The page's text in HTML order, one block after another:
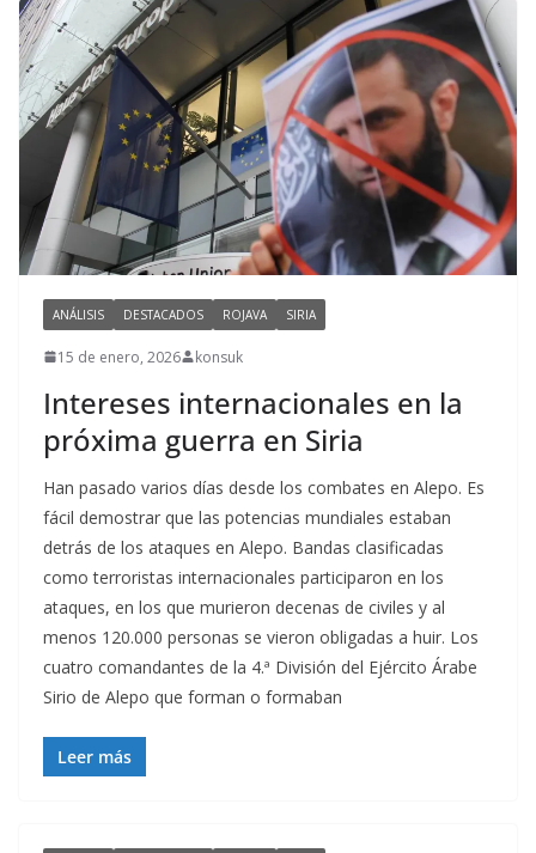
ANÁLISIS DESTACADOS ROJAVA SIRIA
15 de enero, 2026 konsuk
Intereses internacionales en la
próxima guerra en Siria
Han pasado varios días desde los combates en Alepo. Es
fácil demostrar que las potencias mundiales estaban
detrás de los ataques en Alepo. Bandas clasificadas
como terroristas internacionales participaron en los
ataques, en los que murieron decenas de civiles y al
menos 120.000 personas se vieron obligadas a huir. Los
cuatro comandantes de la 4.ª División del Ejército Árabe
Sirio de Alepo que forman o formaban
Leer más